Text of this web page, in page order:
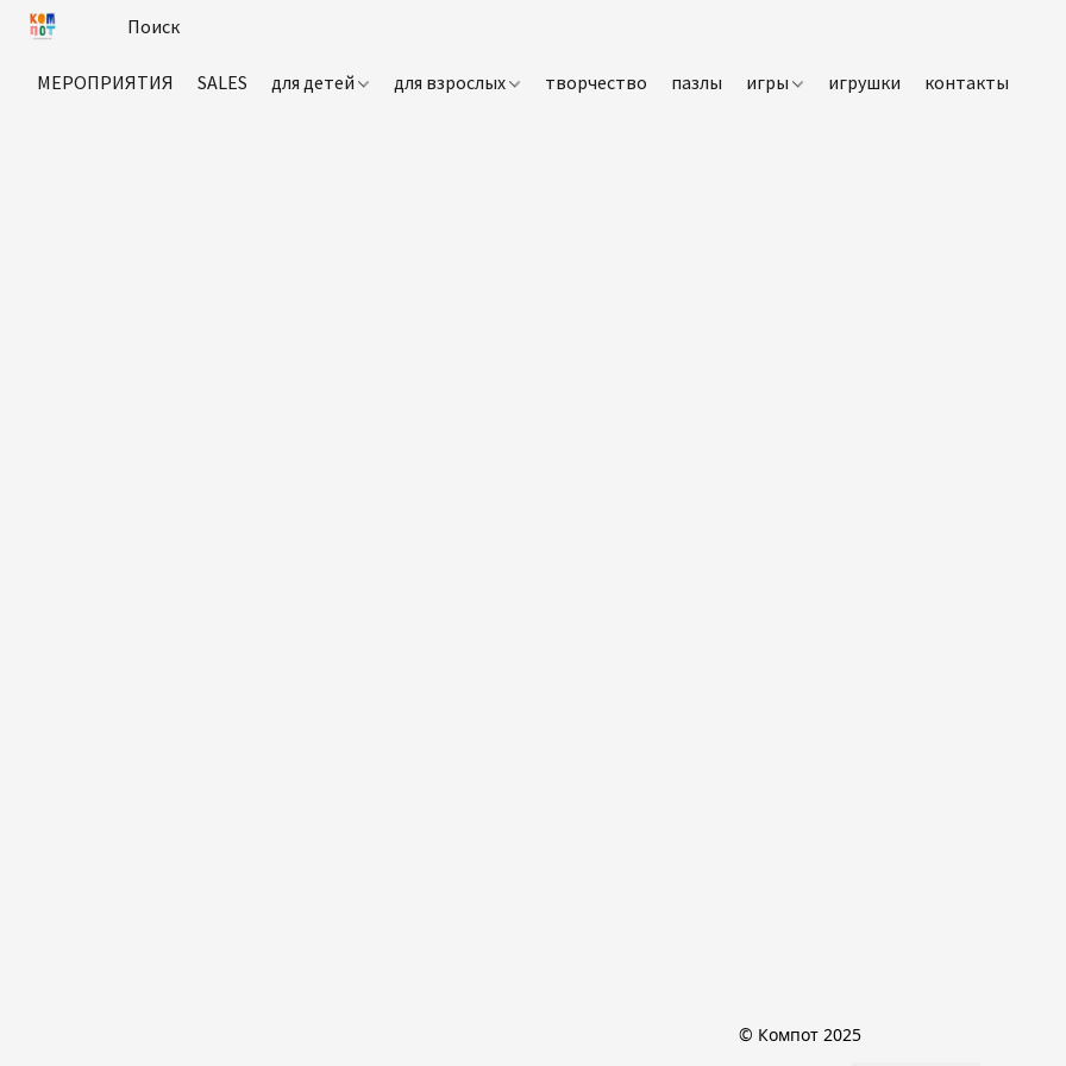
МЕРОПРИЯТИЯ SALES для детей для взрослых творчество пазлы игры игрушки контакты
© Компот 2025